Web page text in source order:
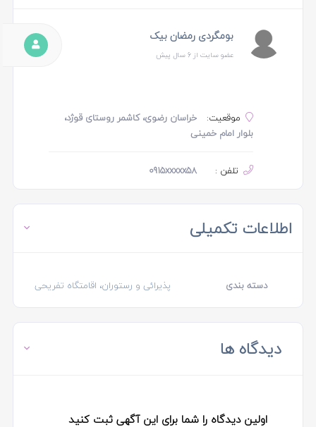
بومگردی رمضان بیک
عضو سایت از 6 سال پیش
موقعیت:
خراسان رضوی، کاشمر روستای قوژد،
بلوار امام خمینی
تلفن : 0915xxxxx58
اطلاعات تکمیلی
دسته بندی پذیرائی و رستوران، اقامتگاه تفریحی
دیدگاه ها
اولین دیدگاه را شما برای این آگهی ثبت کنید